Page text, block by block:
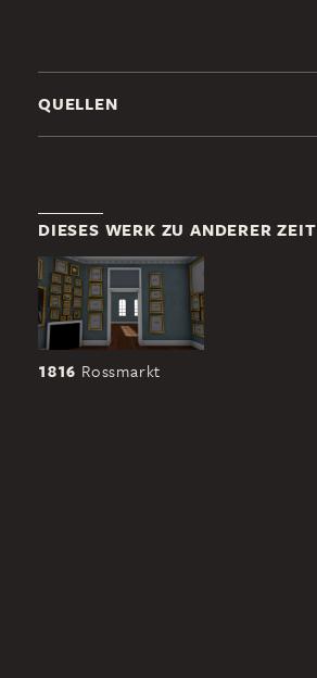
QUELLEN
DIESES WERK ZU ANDERER ZEIT
1816 Rossmarkt